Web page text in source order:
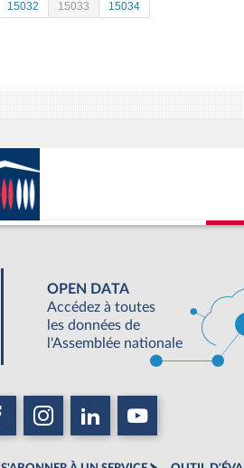
15032 15033
15034
OPEN DATA
Accédez à toutes
les données de
l'Assemblée nationale